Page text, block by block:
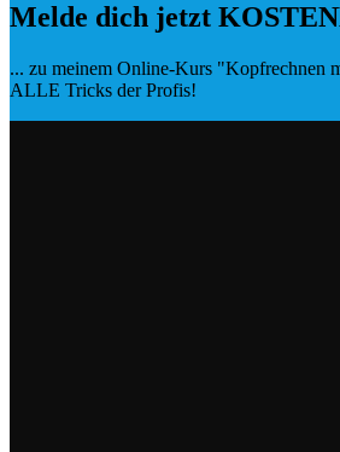
Melde dich jetzt
... zu meinem Online-Kurs "Kopfrechnen
ALLE Tricks der Profis!